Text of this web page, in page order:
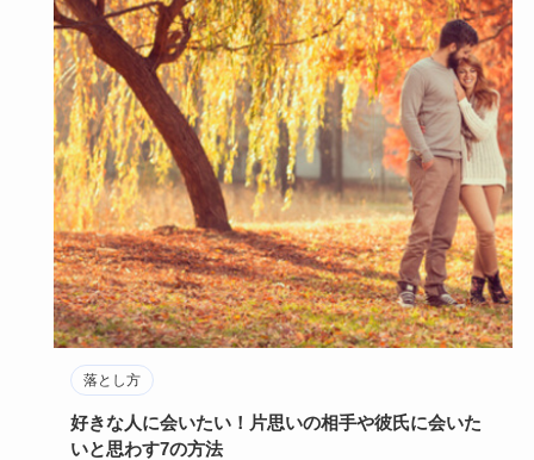
落とし方
好きな人に会いたい！片思いの相手や彼氏に会いた
いと思わす7の方法